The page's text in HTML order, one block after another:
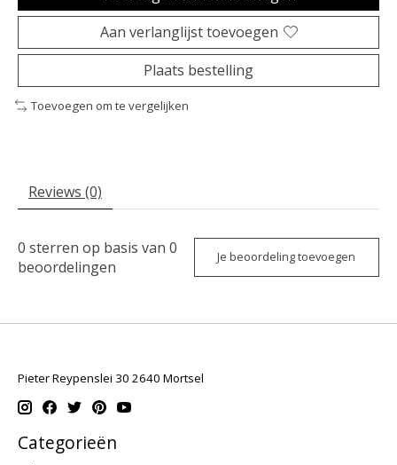
Aan verlanglijst toevoegen
Plaats bestelling
Toevoegen om te vergelijken
Reviews (0)
0 sterren op basis van 0
beoordelingen
Je beoordeling toevoegen
Pieter Reypenslei 30 2640 Mortsel
Categorieën